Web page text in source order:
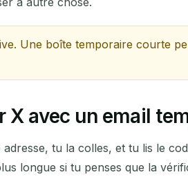
Une boîte temporaire courte
avec un email
tu la colles, et tu lis le
longue si tu penses que la